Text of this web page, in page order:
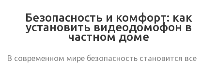
Безопасность и комфорт: как
установить видеодомофон в
частном доме
В современном мире безопасность становится все